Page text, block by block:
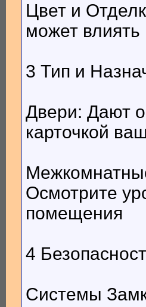
Цвет и
может
3 Тип и
Двери: Дают
карточкой
Осмотрите
помещения
4
Системы